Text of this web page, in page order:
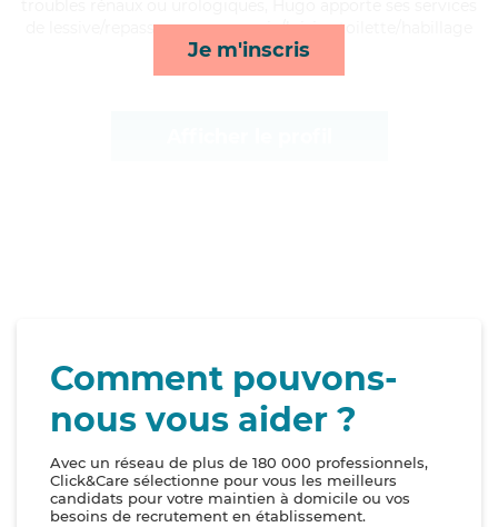
Je m'inscris
de lessive/repassage, compagnie/loisirs, toilette/habillage
et mobilité*
Comment pouvons-
nous vous aider ?
Avec un réseau de plus de 180 000 professionnels,
Click&Care sélectionne pour vous les meilleurs
candidats pour votre maintien à domicile ou vos
besoins de recrutement en établissement.